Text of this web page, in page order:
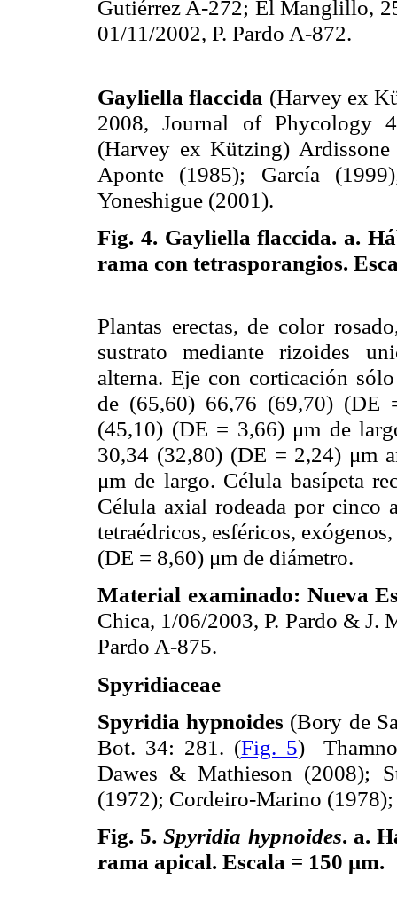
Gutiérrez A-272; El Manglillo,
01/11/2002, P. Pardo A-872.
Gayliella flaccida (Harveyex
2008, Journal of Phycology
(Harvey ex Kützing)
Aponte (1985); García
Yoneshigue (2001).
Fig. 4. Gayliella flaccida. a.
rama con tetrasporangios.
Plantas erectas, de color
sustrato mediante rizoides
alterna. Eje con corticación
de (65,60) 66,76 (69,70) (DE
(45,10) (DE = 3,66) μm de
30,34 (32,80) (DE = 2,24) μm
μm de largo. Célula basípeta
Célula axial rodeada por cinco
tetraédricos, esféricos,
(DE = 8,60) μm de diámetro.
Material examinado: Nueva
Chica, 1/06/2003, P. Pardo & J.
Pardo A-875.
Spyridiaceae
Spyridia hypnoides (Bory de
Bot. 34: 281. (Fig. 5)
Dawes & Mathieson (2008);
(1972); Cordeiro-Marino
Fig. 5. Spyridia hypnoides. a.
rama apical. Escala = 150 μm.